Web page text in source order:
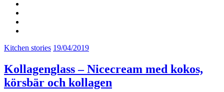
Kitchen stories 19/04/2019
Kollagenglass – Nicecream med kokos,
körsbär och kollagen